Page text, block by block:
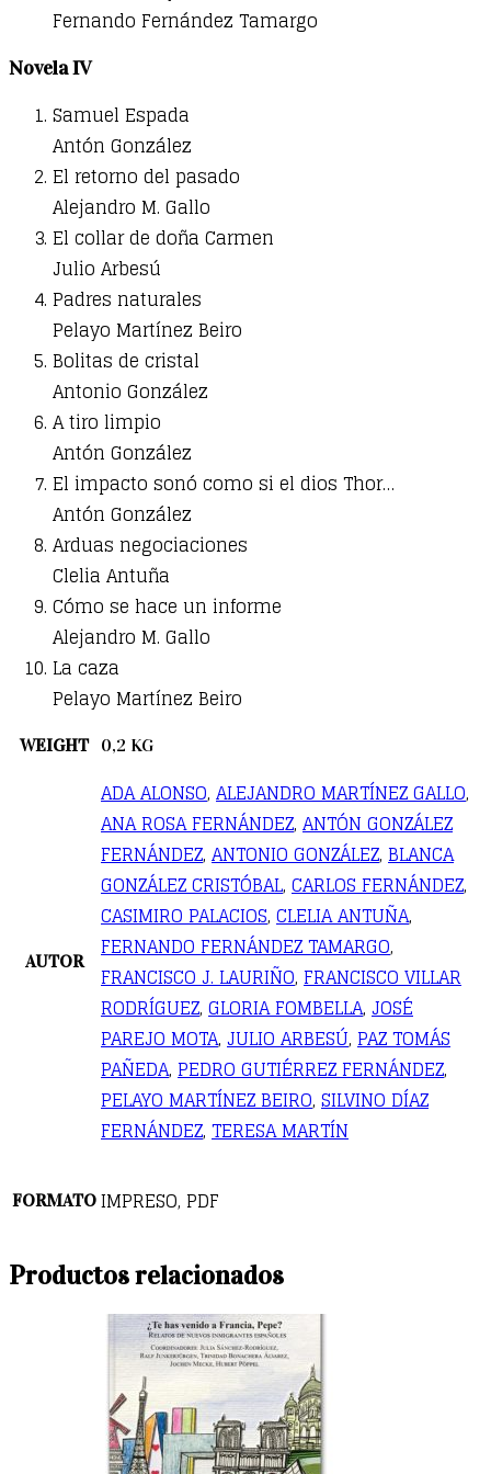
Fernando Fernández Tamargo
Novela IV
Samuel Espada
Antón González
El retorno del pasado
Alejandro M. Gallo
El collar de doña Carmen
Julio Arbesú
Padres naturales
Pelayo Martínez Beiro
Bolitas de cristal
Antonio González
A tiro limpio
Antón González
El impacto sonó como si el dios Thor…
Antón González
Arduas negociaciones
Clelia Antuña
Cómo se hace un informe
Alejandro M. Gallo
La caza
Pelayo Martínez Beiro
WEIGHT 0,2 KG
AUTOR
ADA ALONSO, ALEJANDRO MARTÍNEZ GALLO,
ANA ROSA FERNÁNDEZ, ANTÓN GONZÁLEZ
FERNÁNDEZ, ANTONIO GONZÁLEZ, BLANCA
GONZÁLEZ CRISTÓBAL, CARLOS FERNÁNDEZ,
CASIMIRO PALACIOS, CLELIA ANTUÑA,
FERNANDO FERNÁNDEZ TAMARGO,
FRANCISCO J. LAURIÑO, FRANCISCO VILLAR
RODRÍGUEZ, GLORIA FOMBELLA, JOSÉ
PAREJO MOTA, JULIO ARBESÚ, PAZ TOMÁS
PAÑEDA, PEDRO GUTIÉRREZ FERNÁNDEZ,
PELAYO MARTÍNEZ BEIRO, SILVINO DÍAZ
FERNÁNDEZ, TERESA MARTÍN
FORMATO IMPRESO, PDF
Productos relacionados